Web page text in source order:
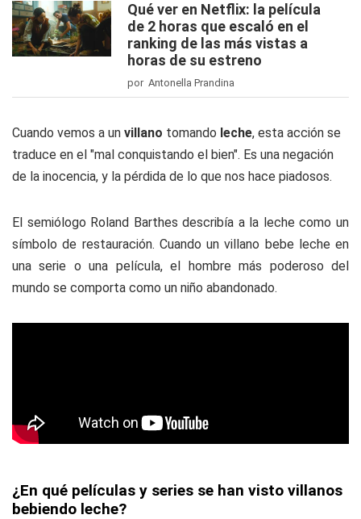
Qué ver en Netflix: la película
de 2 horas que escaló en el
ranking de las más vistas a
horas de su estreno
por Antonella Prandina
Cuando vemos a un villano tomando leche, esta acción se
traduce en el "mal conquistando el bien". Es una negación
de la inocencia, y la pérdida de lo que nos hace piadosos.
El semiólogo Roland Barthes describía a la leche como un
símbolo de restauración. Cuando un villano bebe leche en
una serie o una película, el hombre más poderoso del
mundo se comporta como un niño abandonado.
¿En qué películas y series se han visto villanos
bebiendo leche?